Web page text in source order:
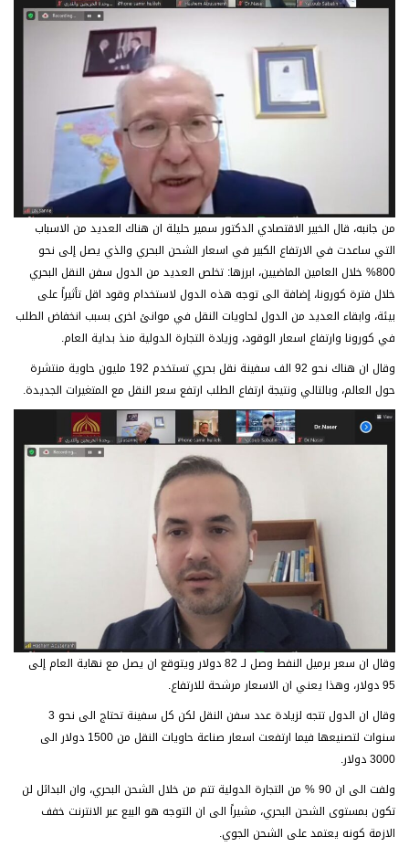
من جانبه، قال الخبير الاقتصادي الدكتور سمير حليلة ان هناك العديد من الاسباب
التي ساعدت في الارتفاع الكبير في اسعار الشحن البحري والذي يصل إلى نحو
800% خلال العامين الماضيين، ابرزها: تخلص العديد من الدول سفن النقل البحري
خلال فترة كورونا، إضافة الى توجه هذه الدول لاستخدام وقود اقل تأثيراً على
بيئة، وابقاء العديد من الدول لحاويات النقل في موانئ اخرى بسبب انخفاض الطلب
في كورونا وارتفاع اسعار الوقود، وزيادة التجارة الدولية منذ بداية العام.
وقال ان هناك نحو 92 الف سفينة نقل بحري تستخدم 192 مليون حاوية منتشرة
حول العالم، وبالتالي ونتيجة ارتفاع الطلب ارتفع سعر النقل مع المتغيرات الجديدة.
وقال ان سعر برميل النفط وصل لـ 82 دولار ويتوقع ان يصل مع نهاية العام إلى
95 دولار، وهذا يعني ان الاسعار مرشحة للارتفاع.
وقال ان الدول تتجه لزيادة عدد سفن النقل لكن كل سفينة تحتاج الى نحو 3
سنوات لتصنيعها فيما ارتفعت اسعار صناعة حاويات النقل من 1500 دولار الى
3000 دولار.
ولفت الى ان 90 % من التجارة الدولية تتم من خلال الشحن البحري، وان البدائل لن
تكون بمستوى الشحن البحري، مشيراً الى ان التوجه هو البيع عبر الانترنت خفف
الازمة كونه يعتمد على الشحن الجوي.